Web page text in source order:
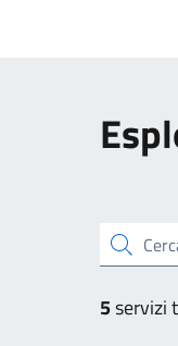
Cerca una parola chiave
5servizi